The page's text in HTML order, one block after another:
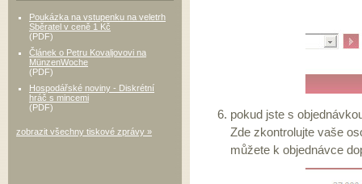
Poukázka na vstupenku na veletrh
Sběratel v ceně 1 Kč
(PDF)
Článek o Petru Kovaljovovi na
MünzenWoche
(PDF)
Hospodářské noviny - Diskrétní
hráč s mincemi
(PDF)
zobrazit všechny tiskové zprávy »
pokud jste s
Zde zkontrolujte vaše
můžete k objednávce